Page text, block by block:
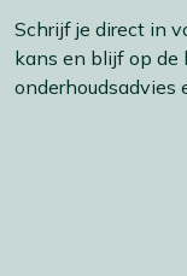
Schrijf je direct in
kans en blijf op de
onderhoudsadvies